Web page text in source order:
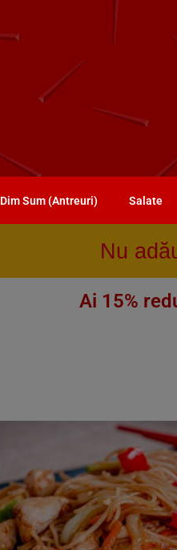
Dim Sum (Antreuri) Salate
Nu
Ai 15%